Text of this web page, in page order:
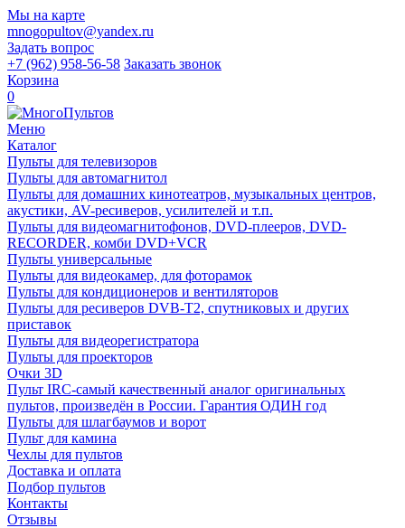
Мы на карте
mnogopultov@yandex.ru
Задать вопрос
+7 (962) 958-56-58 Заказать звонок
Корзина
0
Меню
Каталог
Пульты для телевизоров
Пульты для автомагнитол
Пульты для домашних кинотеатров, музыкальных центров,
акустики, AV-ресиверов, усилителей и т.п.
Пульты для видеомагнитофонов, DVD-плееров, DVD-
RECORDER, комби DVD+VCR
Пульты универсальные
Пульты для видеокамер, для фоторамок
Пульты для кондиционеров и вентиляторов
Пульты для ресиверов DVB-T2, спутниковых и других
приставок
Пульты для видеорегистратора
Пульты для проекторов
Очки 3D
Пульт IRC-самый качественный аналог оригинальных
пультов, произведён в России. Гарантия ОДИН год
Пульты для шлагбаумов и ворот
Пульт для камина
Чехлы для пультов
Доставка и оплата
Подбор пультов
Контакты
Отзывы